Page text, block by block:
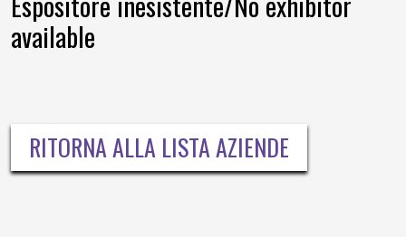
available
RITORNA ALLA LISTA AZIENDE